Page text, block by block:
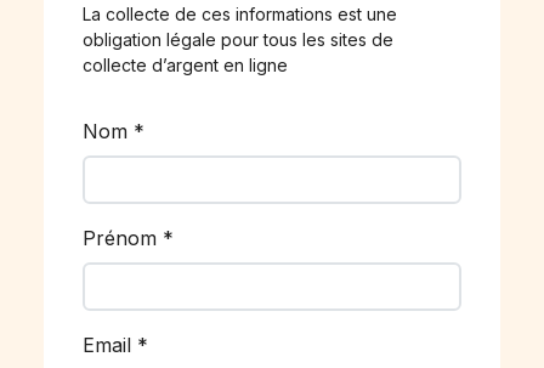
La collecte de ces informations est une
obligation légale pour tous les sites de
collecte d’argent en ligne
Nom *
Prénom *
Email *